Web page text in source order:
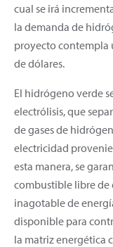
cual se irá
la demanda de
proyecto contempla
de dólares.
El hidrógeno verde
electrólisis, que
de gases de
electricidad
esta manera, se
combustible libre de
inagotable de
disponible para
la matriz energética